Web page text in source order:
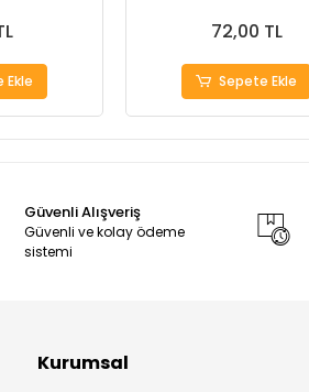
Ekle
72,00 TL
Sepete Ekle
Güvenli Alışveriş
Güvenli ve kolay ödeme
sistemi
Kurumsal